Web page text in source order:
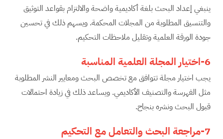
ينبغي إعداد البحث بلغة أكاديمية واضحة والالتزام بقواعد التوثيق
والتنسيق المطلوبة من المجلات المحكمة. ويسهم ذلك في تحسين
جودة الورقة العلمية وتقليل ملاحظات التحكيم.
6-اختيار المجلة العلمية المناسبة
يجب اختيار مجلة تتوافق مع تخصص البحث ومعايير النشر المطلوبة
مثل الفهرسة والتصنيف الأكاديمي. ويساعد ذلك في زيادة احتمالات
قبول البحث ونشره بنجاح.
7-مراجعة البحث والتعامل مع التحكيم